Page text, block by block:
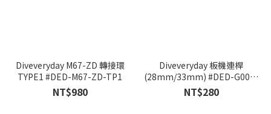
Diveveryday M67-ZD 轉接環
TYPE1 #DED-M67-ZD-TP1
NT$980
Diveveryday 板機連桿
(28mm/33mm) #DED-G001-
28MM #DED-G001-33MM
NT$280